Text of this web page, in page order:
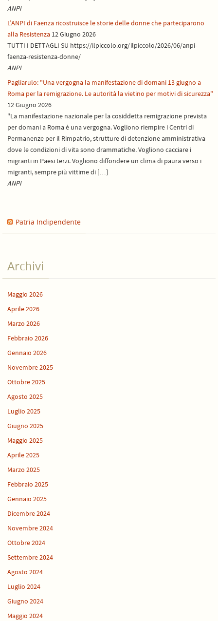
ANPI
L’ANPI di Faenza ricostruisce le storie delle donne che parteciparono
alla Resistenza 12 Giugno 2026
TUTTI I DETTAGLI SU https://ilpiccolo.org/ilpiccolo/2026/06/anpi-
faenza-resistenza-donne/
ANPI
Pagliarulo: "Una vergogna la manifestazione di domani 13 giugno a
Roma per la remigrazione. Le autorità la vietino per motivi di sicurezza"
12 Giugno 2026
"La manifestazione nazionale per la cosiddetta remigrazione prevista
per domani a Roma è una vergogna. Vogliono riempire i Centri di
Permanenze per il Rimpatrio, strutture di detenzione amministrativa
dove le condizioni di vita sono drammatiche. Vogliono cacciare i
migranti in Paesi terzi. Vogliono diffondere un clima di paura verso i
migranti, sempre più vittime di […]
ANPI
Patria Indipendente
Archivi
Maggio 2026
Aprile 2026
Marzo 2026
Febbraio 2026
Gennaio 2026
Novembre 2025
Ottobre 2025
Agosto 2025
Luglio 2025
Giugno 2025
Maggio 2025
Aprile 2025
Marzo 2025
Febbraio 2025
Gennaio 2025
Dicembre 2024
Novembre 2024
Ottobre 2024
Settembre 2024
Agosto 2024
Luglio 2024
Giugno 2024
Maggio 2024